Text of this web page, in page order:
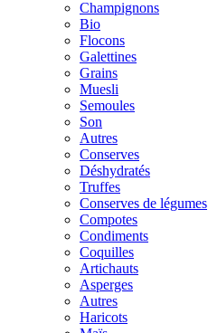
Champignons
Bio
Flocons
Galettines
Grains
Muesli
Semoules
Son
Autres
Conserves
Déshydratés
Truffes
Conserves de légumes
Compotes
Condiments
Coquilles
Artichauts
Asperges
Autres
Haricots